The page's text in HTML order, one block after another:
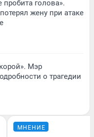
пробита голова».
жену при атаке
Мэр
о трагедии
МНЕНИЕ